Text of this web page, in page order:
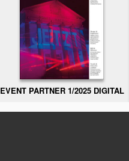
EVENT PARTNER 1/2025 DIGITAL